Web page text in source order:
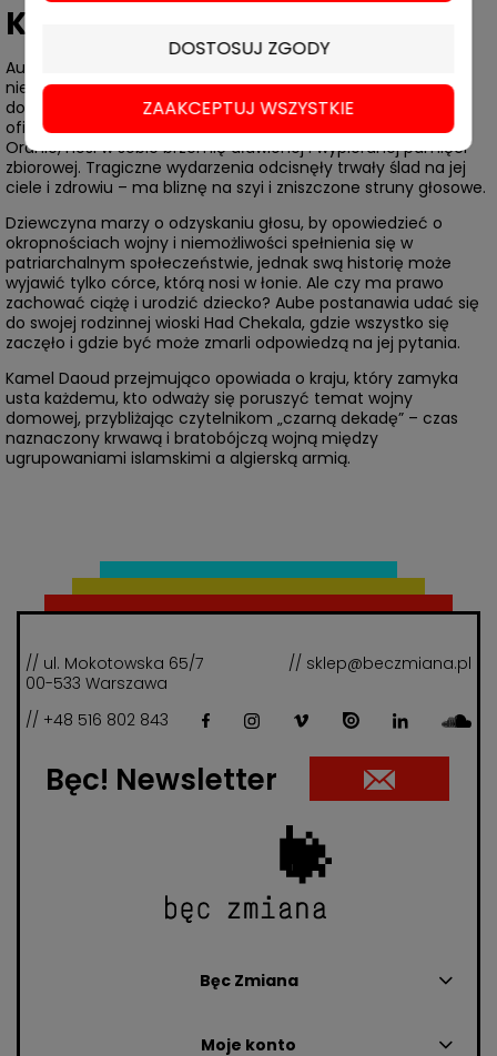
Kamel Daoud,
Aube musi zmierzyć się z pamięcią o algierskiej wojnie o
niepodległość, której nie doświadczyła, i zapomnieć o wojnie
domowej z lat dziewięćdziesiątych XX wieku, której padła
ofiarą. Młoda dziewczyna, prowadząca zakład fryzjerski w
Oranie, nosi w sobie brzemię dławionej i wypieranej pamięci
zbiorowej. Tragiczne wydarzenia odcisnęły trwały ślad na jej
ciele i zdrowiu – ma bliznę na szyi i zniszczone struny głosowe.
Dziewczyna marzy o odzyskaniu głosu, by opowiedzieć o
okropnościach wojny i niemożliwości spełnienia się w
patriarchalnym społeczeństwie, jednak swą historię może
wyjawić tylko córce, którą nosi w łonie. Ale czy ma prawo
zachować ciążę i urodzić dziecko? Aube postanawia udać się
do swojej rodzinnej wioski Had Chekala, gdzie wszystko się
zaczęło i gdzie być może zmarli odpowiedzą na jej pytania.
Kamel Daoud przejmująco opowiada o kraju, który zamyka
usta każdemu, kto odważy się poruszyć temat wojny
domowej, przybliżając czytelnikom „czarną dekadę” – czas
naznaczony krwawą i bratobójczą wojną między
ugrupowaniami islamskimi a algierską armią.
// ul. Mokotowska 65/7
00-533 Warszawa
// sklep@beczmiana.pl
// +48 516 802 843
Bęc! Newsletter
Bęc Zmiana
Moje konto
DOSTOSUJ ZGODY
ZAAKCEPTUJ WSZYSTKIE